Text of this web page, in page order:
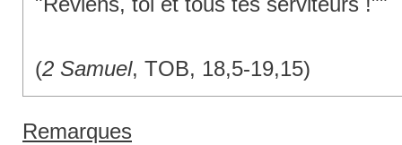
(2 Samuel, TOB, 18,5-19,15)
Remarques